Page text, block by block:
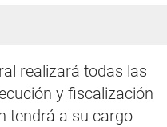
realizará todas las
y fiscalización
tendrá a su cargo